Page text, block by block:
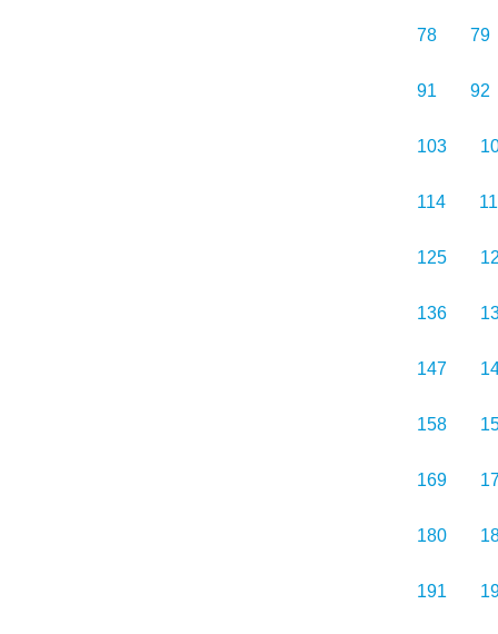
78 79
91 92
103
114
125
136
147
158
169
180
191